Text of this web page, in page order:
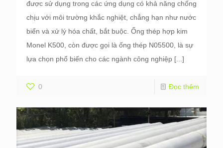
được sử dụng trong các ứng dụng có khả năng chống
chịu với môi trường khắc nghiệt, chẳng hạn như nước
biển và xử lý hóa chất, bắt buộc. Ống thép hợp kim
Monel K500, còn được gọi là ống thép N05500, là sự
lựa chọn phổ biến cho các ngành công nghiệp [...]
0 Đọc thêm